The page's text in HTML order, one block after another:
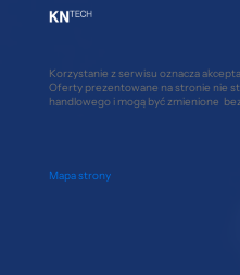
Korzystanie z serwisu oznacza
Oferty prezentowane na stronie nie
handlowego i mogą być zmienione
Mapa strony